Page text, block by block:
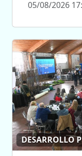
05/08/2026
DESARROLLO